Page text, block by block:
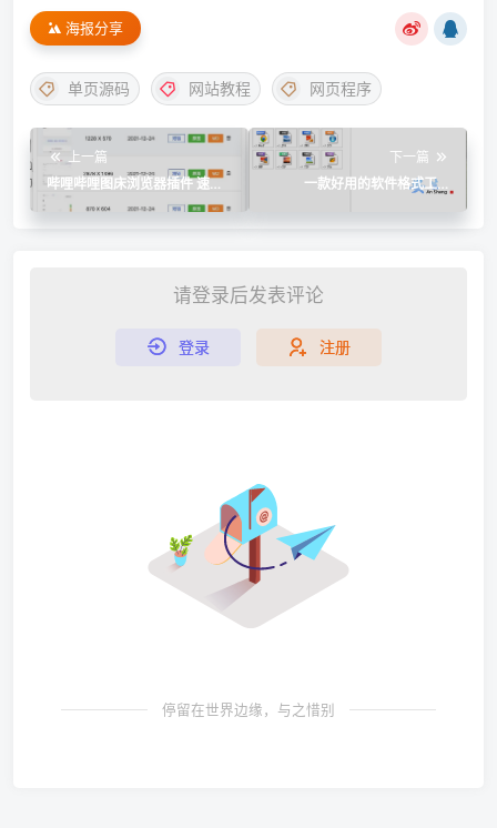
海报分享
单页源码 网站教程 网页程序
上一篇
哔哩哔哩图床浏览器插件 速度
快 多种图片压缩格式选择 ｜
下一篇
一款好用的软件格式工厂
请登录后发表评论
登录 注册
停留在世界边缘，与之惜别